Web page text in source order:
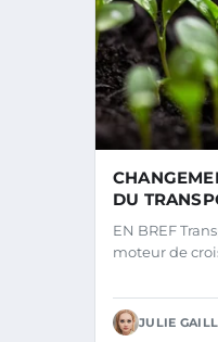
DU
EN BREF
moteur de
JULIE